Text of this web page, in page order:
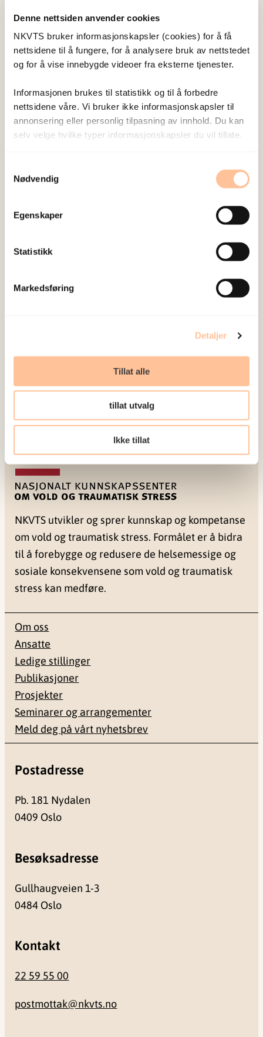
Denne nettsiden anvender cookies
NKVTS bruker informasjonskapsler (cookies) for å få
nettsidene til å fungere, for å analysere bruk av nettstedet
og for å vise innebygde videoer fra eksterne tjenester.
Informasjonen brukes til statistikk og til å forbedre
nettsidene våre. Vi bruker ikke informasjonskapsler til
annonsering eller personlig tilpasning av innhold. Du kan
selv velge hvilke typer informasjonskapsler du vil tillate.
Nødvendig
Egenskaper
Statistikk
Markedsføring
Detaljer
Tillat alle
tillat utvalg
Ikke tillat
Hva er seksuell vold i parforhold?
voldsutsatte?
Hva hindrer voldsutsatte med
Har holdningskampanjer mot vold i nære
relasjoner noe for seg?
Er frivillige organisasjoner fortsatt
Hvordan kan man beskytte barn mot vold i
Fungerer besøksforbud for voldsutøvere
Ønsker voldsutsatte at overgriperen blir
Hvordan påvirker migrasjon forståelser av
Sist redigert:
NKVTS utvikler og sprer kunnskap og kompetanse
om vold og traumatisk stress. Formålet er å bidra
til å forebygge og redusere de helsemessige og
sosiale konsekvensene som vold og traumatisk
stress kan medføre.
Om oss
Ansatte
Ledige stillinger
Publikasjoner
Prosjekter
Seminarer og arrangementer
Meld deg på vårt nyhetsbrev
Postadresse
Pb. 181 Nydalen
0409 Oslo
Besøksadresse
Gullhaugveien 1-3
0484 Oslo
Kontakt
22 59 55 00
postmottak@nkvts.no